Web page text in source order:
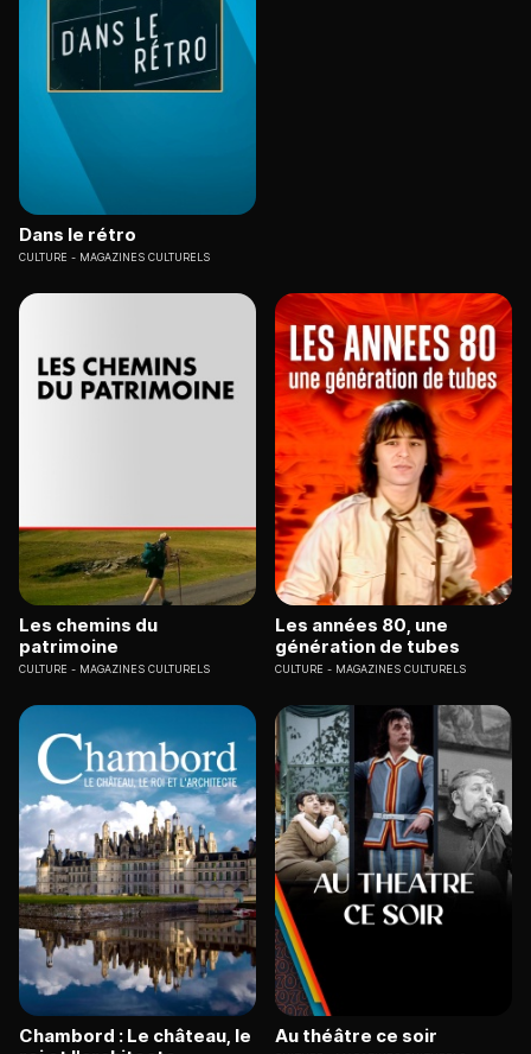
Dans le rétro
CULTURE MAGAZINES CULTURELS
Les chemins du
patrimoine
CULTURE MAGAZINES CULTURELS
Les années 80, une
génération de tubes
CULTURE MAGAZINES CULTURELS
Chambord : Le château, le
Au théâtre ce soir